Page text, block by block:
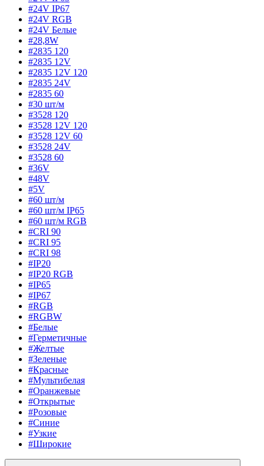
#24V IP67
#24V RGB
#24V Белые
#28,8W
#2835 120
#2835 12V
#2835 12V 120
#2835 24V
#2835 60
#30 шт/м
#3528 120
#3528 12V 120
#3528 12V 60
#3528 24V
#3528 60
#36V
#48V
#5V
#60 шт/м
#60 шт/м IP65
#60 шт/м RGB
#CRI 90
#CRI 95
#CRI 98
#IP20
#IP20 RGB
#IP65
#IP67
#RGB
#RGBW
#Белые
#Герметичные
#Желтые
#Зеленые
#Красные
#Мультибелая
#Оранжевые
#Открытые
#Розовые
#Синие
#Узкие
#Широкие